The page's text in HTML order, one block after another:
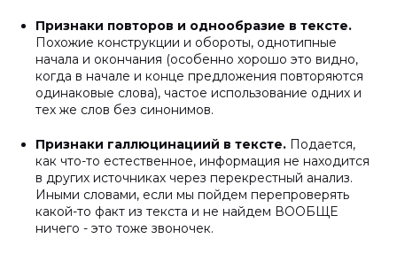
Признаки повторов и однообразие в тексте.
Похожие конструкции и обороты, однотипные
начала и окончания (особенно хорошо это видно,
когда в начале и конце предложения повторяются
одинаковые слова), частое использование одних и
тех же слов без синонимов.
Признаки галлюцинациий в тексте. Подается,
как что-то естественное, информация не находится
в других источниках через перекрестный анализ.
Иными словами, если мы пойдем перепроверять
какой-то факт из текста и не найдем ВООБЩЕ
ничего - это тоже звоночек.